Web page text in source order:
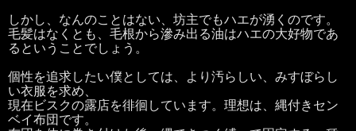
しかし、なんのことはない、坊主でもハエが湧くのです。
毛髪はなくとも、毛根から滲み出る油はハエの大好物であ
るということでしょう。
個性を追求したい僕としては、より汚らしい、みすぼらし
い衣服を求め、
現在ビスクの露店を徘徊しています。理想は、縄付きセン
ベイ布団です。